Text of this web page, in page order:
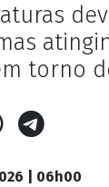
torno
| 06h00